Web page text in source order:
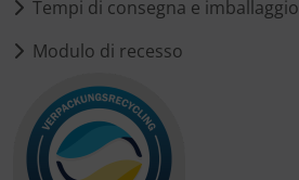
Tempi di consegna e imballaggio
Modulo di recesso